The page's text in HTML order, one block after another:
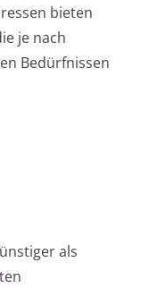
bieten
je nach
Bedürfnissen
als